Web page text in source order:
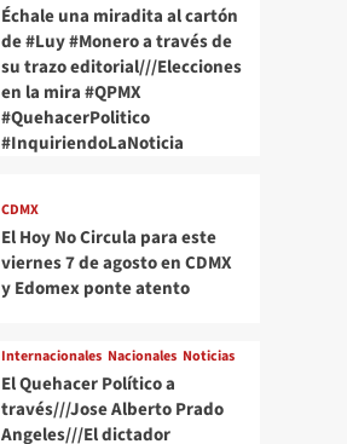
Échale una miradita al cartón
de #Luy #Monero a través de
su trazo editorial///Elecciones
en la mira #QPMX
#QuehacerPolitico
#InquiriendoLaNoticia
CDMX
El Hoy No Circula para este
viernes 7 de agosto en CDMX
y Edomex ponte atento
Internacionales Nacionales Noticias
El Quehacer Político a
través///Jose Alberto Prado
Angeles///El dictador